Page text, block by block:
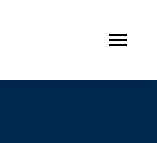
Menü